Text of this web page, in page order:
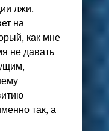
лжи.
на
как мне
не давать
так, а